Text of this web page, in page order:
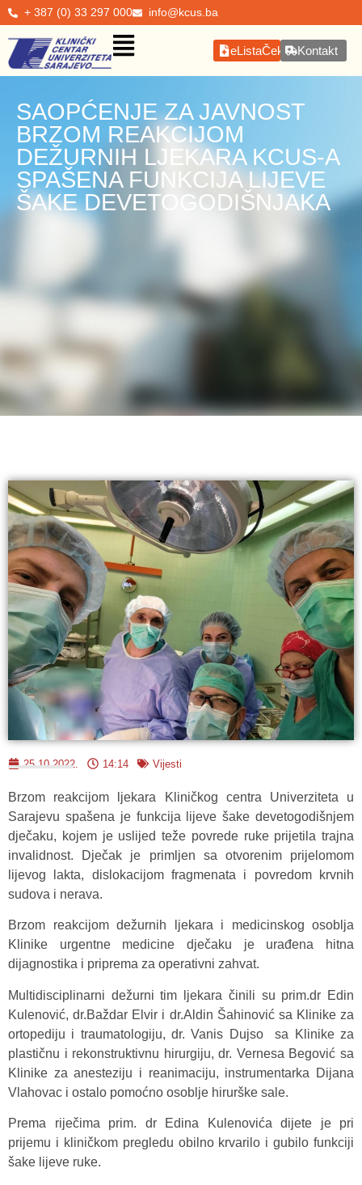
+ 387 (0) 33 297 000 info@kcus.ba
eListaČekanjaKontakt
SAOPĆENJE ZA JAVNOST
BRZOM REAKCIJOM
DEŽURNIH LJEKARA KCUS-A
SPAŠENA FUNKCIJA LIJEVE
ŠAKE DEVETOGODIŠNJAKA
25.10.2022. 14:14 Vijesti
Brzom reakcijom ljekara Kliničkog centra Univerziteta u
Sarajevu spašena je funkcija lijeve šake devetogodišnjem
dječaku, kojem je uslijed teže povrede ruke prijetila trajna
invalidnost. Dječak je primljen sa otvorenim prijelomom
lijevog lakta, dislokacijom fragmenata i povredom krvnih
sudova i nerava.
Brzom reakcijom dežurnih ljekara i medicinskog osoblja
Klinike urgentne medicine dječaku je urađena hitna
dijagnostika i priprema za operativni zahvat.
Multidisciplinarni dežurni tim ljekara činili su prim.dr Edin
Kulenović, dr.Baždar Elvir i dr.Aldin Šahinović sa Klinike za
ortopediju i traumatologiju, dr. Vanis Dujso sa Klinike za
plastičnu i rekonstruktivnu hirurgiju, dr. Vernesa Begović sa
Klinike za anesteziju i reanimaciju, instrumentarka Dijana
Vlahovac i ostalo pomoćno osoblje hirurške sale.
Prema riječima prim. dr Edina Kulenovića dijete je pri
prijemu i kliničkom pregledu obilno krvarilo i gubilo funkciji
šake lijeve ruke.